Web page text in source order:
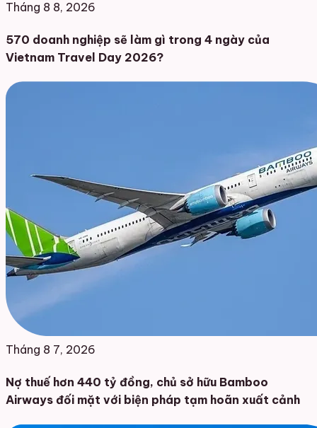
Tháng 8 8, 2026
570 doanh nghiệp sẽ làm gì trong 4 ngày của
Vietnam Travel Day 2026?
Tháng 8 7, 2026
Nợ thuế hơn 440 tỷ đồng, chủ sở hữu Bamboo
Airways đối mặt với biện pháp tạm hoãn xuất cảnh